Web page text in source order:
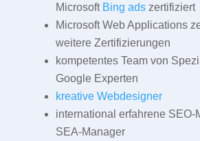
Microsoft Bing adszertifiziert
Microsoft Web Applications
weitere Zertifizierungen
kompetentes Team von
Google Experten
kreative Webdesigner
international erfahrene SEO-
SEA-Manager